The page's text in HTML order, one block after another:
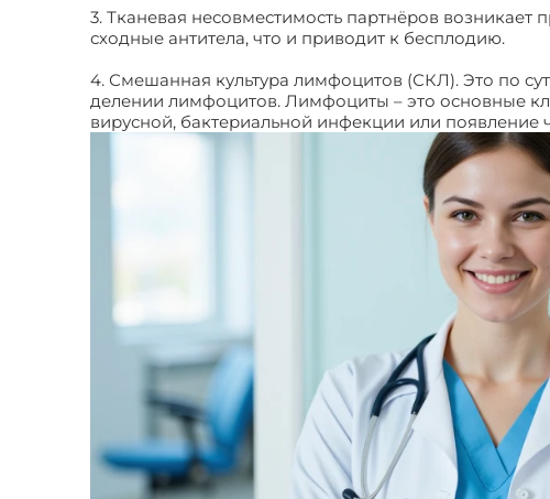
3. Тканевая несовместимость партнёров
сходные антитела, что и приводит к бесплодию.
4. Смешанная культура лимфоцитов (СКЛ). Это по
делении лимфоцитов. Лимфоциты – это основные
вирусной, бактериальной инфекции или появление